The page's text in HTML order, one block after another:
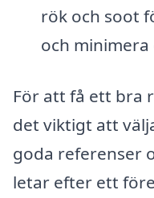
rök och soot
och
För att få ett bra
det viktigt att
goda referenser
letar efter ett